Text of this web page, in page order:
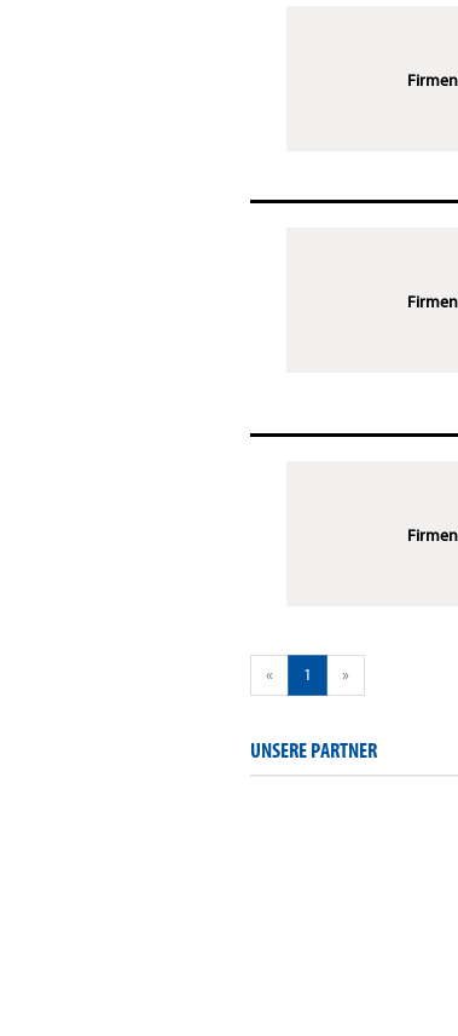
« 1 »
UNSERE PARTNER